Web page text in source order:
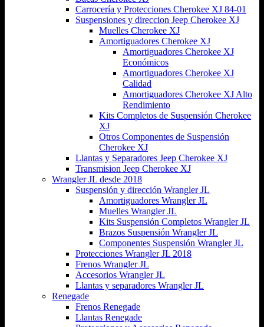
Carrocería y Protecciones Cherokee XJ 84-01
Suspensiones y direccion Jeep Cherokee XJ
Muelles Cherokee XJ
Amortiguadores Cherokee XJ
Amortiguadores Cherokee XJ
Económicos
Amortiguadores Cherokee XJ
Calidad
Amortiguadores Cherokee XJ Alto
Rendimiento
Kits Completos de Suspensión Cherokee
XJ
Otros Componentes de Suspensión
Cherokee XJ
Llantas y Separadores Jeep Cherokee XJ
Transmision Jeep Cherokee XJ
Wrangler JL desde 2018
Suspensión y dirección Wrangler JL
Amortiguadores Wrangler JL
Muelles Wrangler JL
Kits Suspensión Completos Wrangler JL
Brazos Suspensión Wrangler JL
Componentes Suspensión Wrangler JL
Protecciones Wrangler JL 2018
Frenos Wrangler JL
Accesorios Wrangler JL
Llantas y separadores Wrangler JL
Renegade
Frenos Renegade
Llantas Renegade